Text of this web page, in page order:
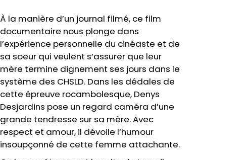
À la manière d’un journal filmé, ce film
documentaire nous plonge dans
l’expérience personnelle du cinéaste et de
sa soeur qui veulent s’assurer que leur
mère termine dignement ses jours dans le
système des CHSLD. Dans les dédales de
cette épreuve rocambolesque, Denys
Desjardins pose un regard caméra d’une
grande tendresse sur sa mère. Avec
respect et amour, il dévoile l’humour
insoupçonné de cette femme attachante.